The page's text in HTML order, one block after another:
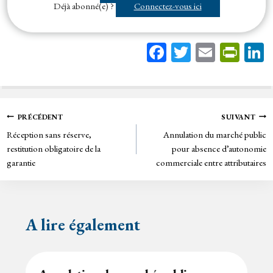
Déjà abonné(e) ?
Connectez-vous ici
Fa
bo
T
tt
E
ail
Pr
tF
rie
n
dl
y
Navigation
de
l’article
PRÉCÉDENT
Réception sans réserve,
restitution obligatoire de la
garantie
SUIVANT
Annulation du marché public
pour absence d’autonomie
commerciale entre attributaires
A lire également